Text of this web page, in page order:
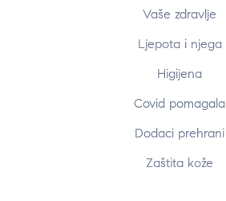
Vaše zdravlje
Ljepota i njega
Higijena
Covid pomagala
Dodaci prehrani
Zaštita kože